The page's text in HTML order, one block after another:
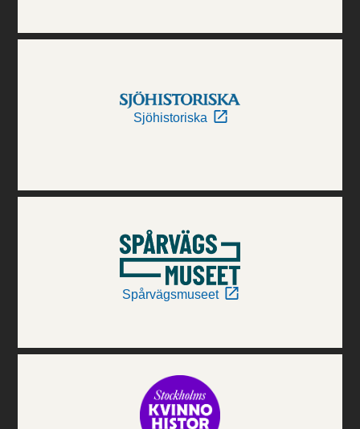
Sjöhistoriska
Spårvägsmuseet